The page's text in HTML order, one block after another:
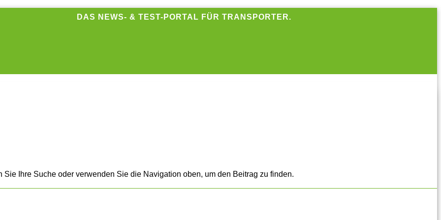
DAS NEWS- & TEST-PORTAL FÜR TRANSPORTER.
Ihre Suche oder verwenden Sie die Navigation oben, um den Beitrag zu finden.